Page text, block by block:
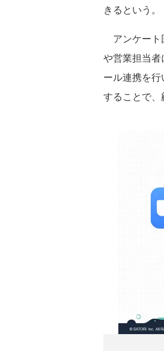
きるという。
アンケート
や営業担当
ール連携を
することで、